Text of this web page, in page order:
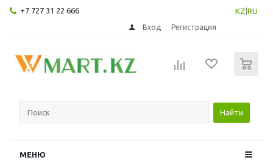
+7 727 31 22 666 KZ RU
Вход Регистрация
Найти
МЕНЮ